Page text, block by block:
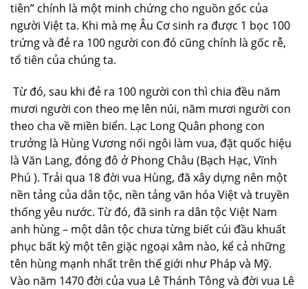
tiên” chính là một minh chứng cho nguồn gốc của
người Việt ta. Khi mà mẹ Âu Cơ sinh ra được 1 bọc 100
trứng và đẻ ra 100 người con đó cũng chính là gốc rễ,
tổ tiên của chúng ta.
Từ đó, sau khi đẻ ra 100 người con thì chia đều năm
mươi người con theo mẹ lên núi, năm mươi người con
theo cha về miền biển. Lạc Long Quân phong con
trưởng là Hùng Vương nối ngôi làm vua, đặt quốc hiệu
là Văn Lang, đóng đô ở Phong Châu (Bạch Hạc, Vĩnh
Phú ). Trải qua 18 đời vua Hùng, đã xây dựng nên một
nền tảng của dân tộc, nền tảng văn hóa Việt và truyền
thống yêu nước. Từ đó, đã sinh ra dân tộc Việt Nam
anh hùng – một dân tộc chưa từng biết cúi đầu khuất
phục bất kỳ một tên giặc ngoại xâm nào, kể cả những
tên hùng mạnh nhất trên thế giới như Pháp và Mỹ.
Vào năm 1470 đời của vua Lê Thánh Tông và đời vua Lê